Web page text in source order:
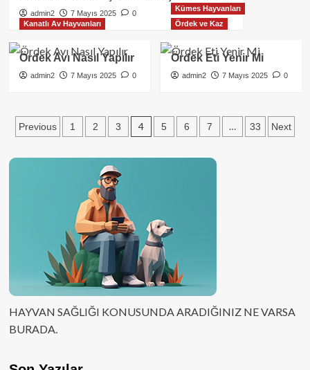
admin2 7 Mayıs 2025
0
Kanatlı Av Hayvanları
Ördek Avı Nasıl Yapılır
admin2 7 Mayıs 2025 0
Kümes Hayvanları
Ördek ve Kaz
Ördek Eti Yenir Mi
admin2 7 Mayıs 2025 0
Yazı
Previous 1 2 3 4 5 6 7 … 33 Next
HAYVAN SAĞLIĞI KONUSUNDA ARADIĞINIZ NE VARSA
BURADA.